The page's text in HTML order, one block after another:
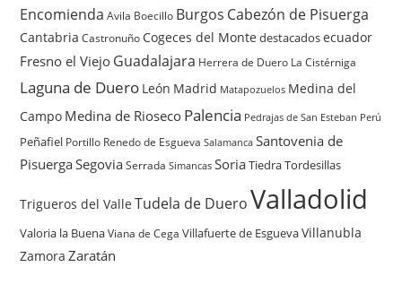
Encomienda Avila Boecillo Burgos Cabezón de Pisuerga
Cantabria Castronuño Cogeces del Monte destacadosecuador
Fresno el Viejo Guadalajara Herrera de Duero La Cistérniga
Laguna de Duero León Madrid Matapozuelos Medina del
Campo Medina de Rioseco Palencia Pedrajas de San Esteban Perú
Peñafiel Portillo Renedo de Esgueva Salamanca Santovenia de
PisuergaSegovia Serrada Simancas SoriaTiedraTordesillas
Trigueros del Valle Tudela de Duero Valladolid
Valoria la Buena Viana de Cega Villafuerte de EsguevaVillanubla
Zamora Zaratán